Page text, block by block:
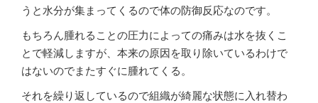
うと水分が集まってくるので体の防御反応なのです。
もちろん腫れることの圧力によっての痛みは水を抜くこ
とで軽減しますが、本来の原因を取り除いているわけで
はないのでまたすぐに腫れてくる。
それを繰り返しているので組織が綺麗な状態に入れ替わ